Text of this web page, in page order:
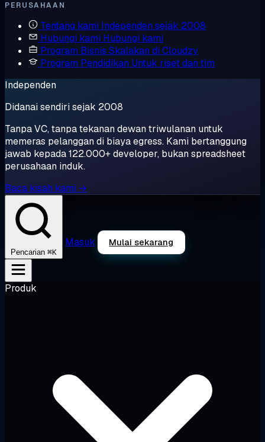
PERUSAHAAN
Tentang kami Independen sejak 2008
Hubungi kami Hubungi kami
Program Bisnis Skalakan di Cloudzy
Program Pendidikan Untuk riset dan tim
Independen
Didanai sendiri sejak 2008
Tanpa VC, tanpa tekanan dewan triwulanan untuk
memeras pelanggan di biaya egress. Kami bertanggung
jawab kepada 122.000+ developer, bukan spreadsheet
perusahaan induk.
Baca kisah kami →
Pencarian ⌘K
Masuk Mulai sekarang
Produk